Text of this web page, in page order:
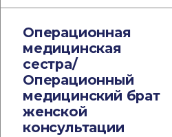
Операционная
медицинская
сестра/
Операционный
медицинский брат
женской
консультации